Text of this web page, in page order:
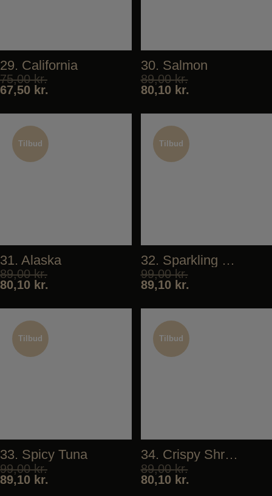
29. California
75,00kr.
67,50 kr.
30. Salmon
89,00kr.
80,10 kr.
Tilbud
Tilbud
31. Alaska
89,00kr.
80,10 kr.
Tilbud
Tilbud
32. Sparkling Tuna
99,00kr.
89,10 kr.
Tilbud
Tilbud
33. Spicy Tuna
99,00kr.
89,10 kr.
Tilbud
Tilbud
34. Crispy Shrimp
89,00kr.
80,10 kr.